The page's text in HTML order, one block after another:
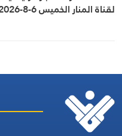
لقناة المنار الخميس 6-8-2026